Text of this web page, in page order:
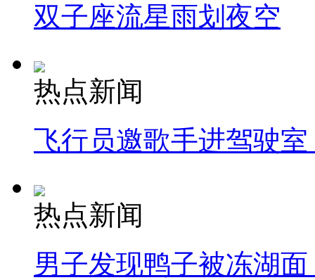
双子座流星雨划夜空
热点新闻
飞行员邀歌手进驾驶
热点新闻
男子发现鸭子被冻湖